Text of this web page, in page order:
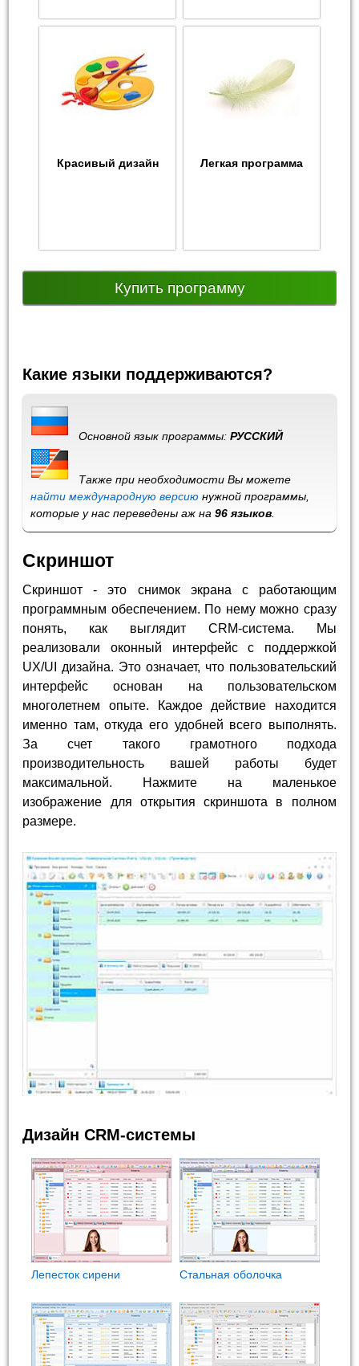
Красивый дизайн Легкая программа
Купить программу
Какие языки поддерживаются?
Основной язык программы:РУССКИЙ
Также при необходимости Вы можете
найти международную версию нужной программы,
которые у нас переведены аж на96 языков
Скриншот
Скриншот - это снимок экрана с работающим
программным обеспечением. По нему можно сразу
понять, как выглядит CRM-система. Мы
реализовали оконный интерфейс с поддержкой
UX/UI дизайна. Это означает, что пользовательский
интерфейс основан на пользовательском
многолетнем опыте. Каждое действие находится
именно там, откуда его удобней всего выполнять.
За счет такого грамотного подхода
производительность вашей работы будет
максимальной. Нажмите на маленькое
изображение для открытия скриншота в полном
размере.
Дизайн CRM-системы
Лепесток сирени Стальная оболочка